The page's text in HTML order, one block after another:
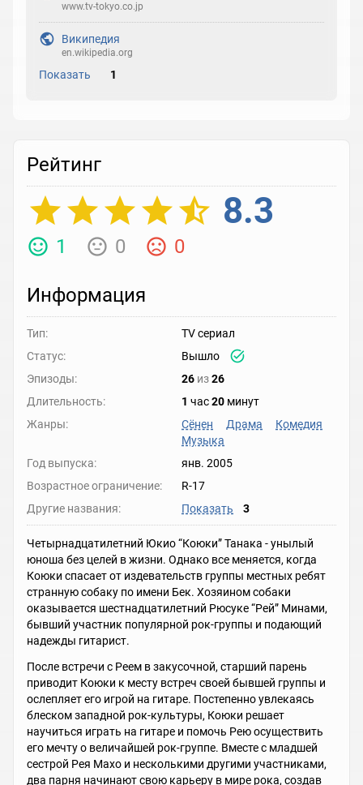
www.tv-tokyo.co.jp
Википедия
en.wikipedia.org
Показать 1
Рейтинг
8.3
1 0 0
Информация
Тип:
TV сериал
Статус:
Вышло
Эпизоды:
26 из26
Длительность:
1 час20 минут
Жанры:
Сёнен Драма
Комедия
Музыка
Год выпуска:
янв. 2005
Возрастное ограничение:
R-17
Другие названия:
Показать 3
Четырнадцатилетний Юкио “Коюки” Танака - унылый
юноша без целей в жизни. Однако все меняется, когда
Коюки спасает от издевательств группы местных ребят
странную собаку по имени Бек. Хозяином собаки
оказывается шестнадцатилетний Рюсуке “Рей” Минами,
бывший участник популярной рок-группы и подающий
надежды гитарист.
После встречи с Реем в закусочной, старший парень
приводит Коюки к месту встреч своей бывшей группы и
ослепляет его игрой на гитаре. Постепенно увлекаясь
блеском западной рок-культуры, Коюки решает
научиться играть на гитаре и помочь Рею осуществить
его мечту о величайшей рок-группе. Вместе с младшей
сестрой Рея Махо и несколькими другими участниками,
два парня начинают свою карьеру в мире рока, создав